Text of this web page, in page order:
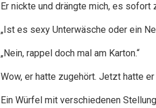
Er nickte und drängte mich, es sofort
„Ist es sexy Unterwäsche oder ein
„Nein, rappel doch mal am Karton.“
Wow, er hatte zugehört. Jetzt hatte
Ein Würfel mit verschiedenen